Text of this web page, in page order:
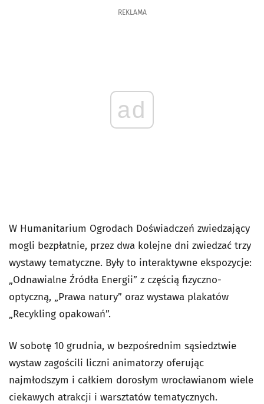
REKLAMA
ad
W Humanitarium Ogrodach Doświadczeń zwiedzający
mogli bezpłatnie, przez dwa kolejne dni zwiedzać trzy
wystawy tematyczne. Były to interaktywne ekspozycje:
„Odnawialne Źródła Energii” z częścią fizyczno-
optyczną, „Prawa natury” oraz wystawa plakatów
„Recykling opakowań”.
W sobotę 10 grudnia, w bezpośrednim sąsiedztwie
wystaw zagościli liczni animatorzy oferując
najmłodszym i całkiem dorosłym wrocławianom wiele
ciekawych atrakcji i warsztatów tematycznych.